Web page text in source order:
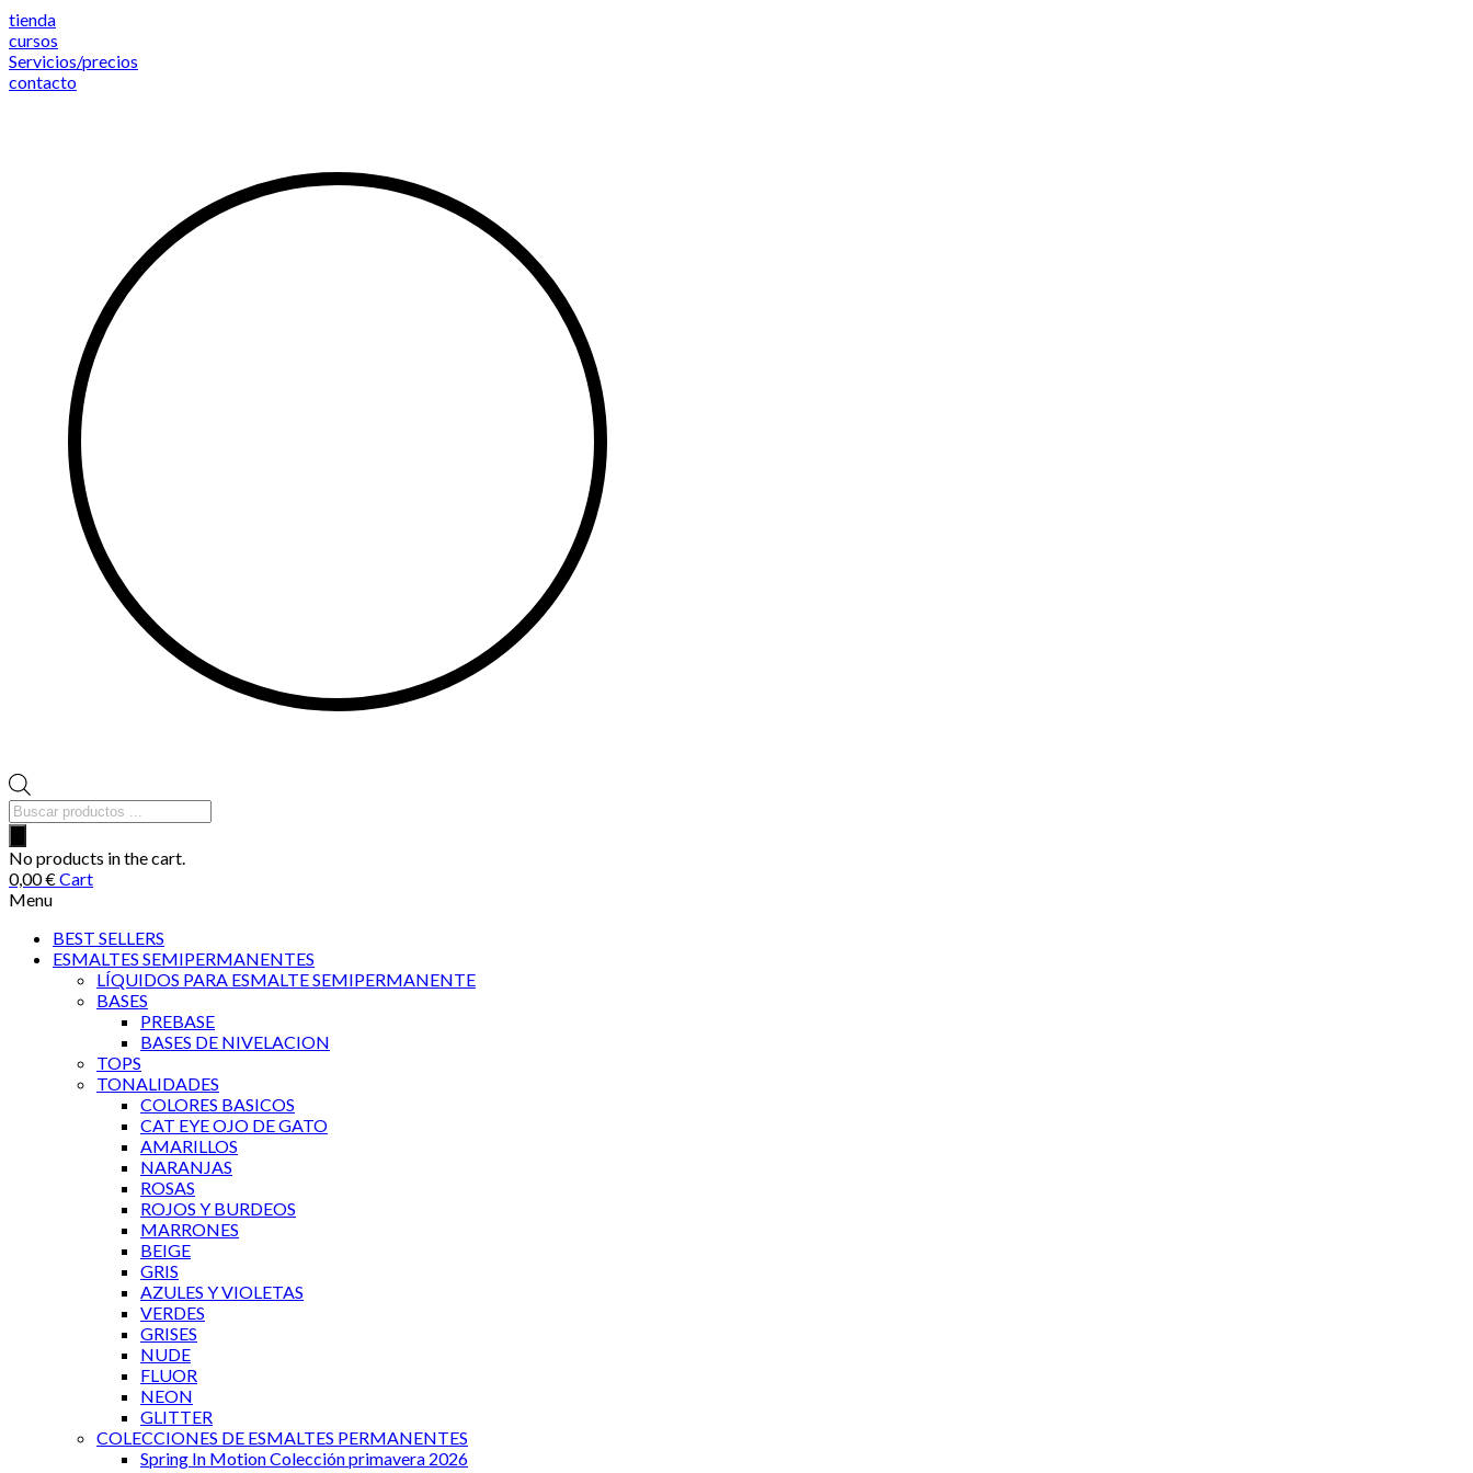
Saltar
al
contenido
tienda
cursos
Servicios/precios
contacto
Búsqueda
de
productos
No products in the cart.
0,00€Cart
Menu
BEST SELLERS
ESMALTES SEMIPERMANENTES
LÍQUIDOS PARA ESMALTE SEMIPERMANENTE
BASES
PREBASE
BASES DE NIVELACION
TOPS
TONALIDADES
COLORES BASICOS
CAT EYE OJO DE GATO
AMARILLOS
NARANJAS
ROSAS
ROJOS Y BURDEOS
MARRONES
BEIGE
GRIS
AZULES Y VIOLETAS
VERDES
GRISES
NUDE
FLUOR
NEON
GLITTER
COLECCIONES DE ESMALTES PERMANENTES
Spring In Motion Colección primavera 2026